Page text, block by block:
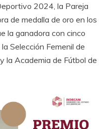
2024, la Pareja
de medalla de oro en los
la ganadora con cinco
Selección Femenil de
la Academia de Fútbol de